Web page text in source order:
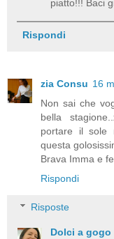
piatto!!! Baci
Rispondi
zia Consu 16
Non sai che
bella
portare il sole
questa
Brava Imma e
Rispondi
Risposte
Dolci a gogo